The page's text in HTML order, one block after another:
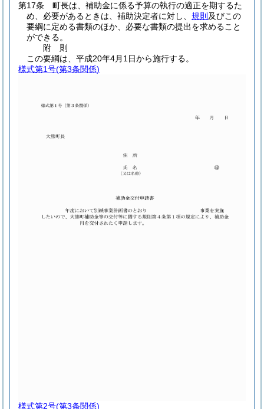
第17条
町長は、補助金に係る予算の執行の適正を期するた
め、必要があるときは、補助決定者に対し、 規則 及びこの
要綱に定める書類のほか、必要な書類の提出を求めること
ができる。
附 則
この要綱は、平成20年4月1日から施行する。
様式第1号(第3条関係)
様式第2号(第3条関係)